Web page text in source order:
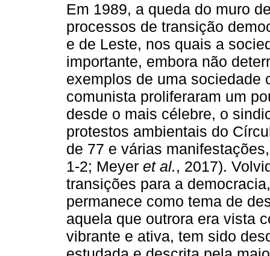
Em 1989, a queda do muro
processos de transição
e de Leste, nos quais a
importante, embora não
exemplos de uma sociedade
comunista proliferaram um
desde o mais célebre, o
protestos ambientais do
de 77 e várias
1-2; Meyer et al., 2017).
transições para a
permanece como tema de
aquela que outrora era vista
vibrante e ativa, tem sido